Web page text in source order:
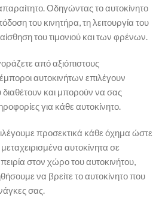
Οδηγώντας το αυτοκίνητο
του κινητήρα, τη λειτουργία του
του τιμονιού και των φρένων.
από αξιόπιστους
αυτοκινήτων επιλέγουν
και μπορούν να σας
για κάθε αυτοκίνητο.
προσεκτικά κάθε όχημα ώστε
αυτοκίνητα σε
στον χώρο του αυτοκινήτου,
να βρείτε το αυτοκίνητο που
σας.